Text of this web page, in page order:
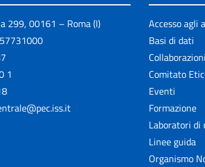
299, 00161 – Roma (I)
1
Accesso agli
Basi di dati
Comitato
Eventi
Formazione
Laboratori
Linee guida
Organismo